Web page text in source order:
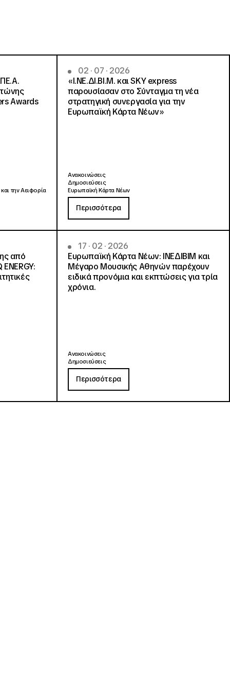
Awards
την Αειφορία
02 · 07 · 2026
«Ι.ΝΕ.ΔΙ.ΒΙ.Μ. και SKY express
παρουσίασαν στο Σύνταγμα τη νέα
στρατηγική συνεργασία για την
Ευρωπαϊκή Κάρτα Νέων»
Ανακοινώσεις
Δημοσιεύσεις
Ευρωπαϊκή Κάρτα Νέων
Περισσότερα
από
17 · 02 · 2026
Ευρωπαϊκή Κάρτα Νέων: ΙΝΕΔΙΒΙΜ και
Μέγαρο Μουσικής Αθηνών παρέχουν
ειδικά προνόμια και εκπτώσεις για τρία
χρόνια.
Ανακοινώσεις
Δημοσιεύσεις
Περισσότερα